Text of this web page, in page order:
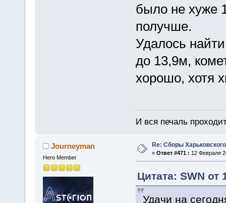
было не хуже
получше.
Удалось
до 13,9м,
хорошо, хотя
И вся печаль
Journeyman
Hero Member
Re: Сборы
« Ответ #471 : 12 Февраля
Цитата: SWN от
Удачи на